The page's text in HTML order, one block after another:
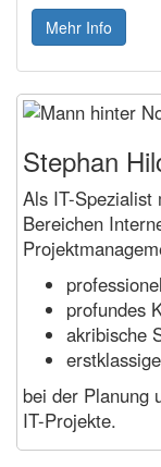
Mehr Info
Stephan
Als IT-Spezialist
Bereichen
profundes
akribische
bei der Planung
IT-Projekte.